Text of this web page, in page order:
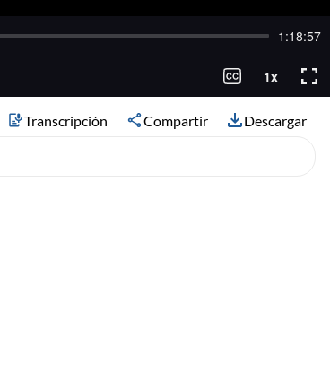
Transcripción Compartir Descargar